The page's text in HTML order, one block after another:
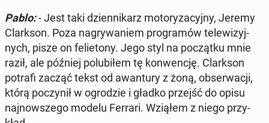
Pablo:- Jest taki dzien­ni­karz mo­to­ry­za­cyj­ny, Jeremy
Clark­son. Poza na­gry­wa­niem pro­gra­mów te­le­wi­zyj­
nych, pisze on fe­lie­to­ny. Jego styl na po­cząt­ku mnie
raził, ale później po­lu­bi­łem tę kon­wen­cję. Clark­son
potrafi zacząć tekst od awan­tu­ry z żoną, ob­ser­wa­cji,
którą po­czy­nił w ogro­dzie i gładko przejść do opisu
naj­now­sze­go modelu Ferrari. Wziąłem z niego przy­